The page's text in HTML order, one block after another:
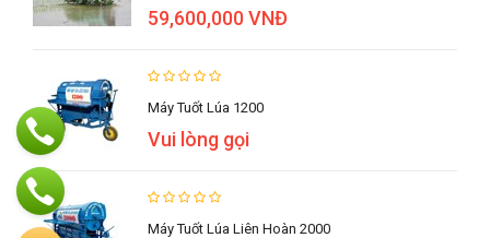
59,600,000 VNĐ
Máy Tuốt Lúa 1200
Vui lòng gọi
Máy Tuốt Lúa Liên Hoàn 2000